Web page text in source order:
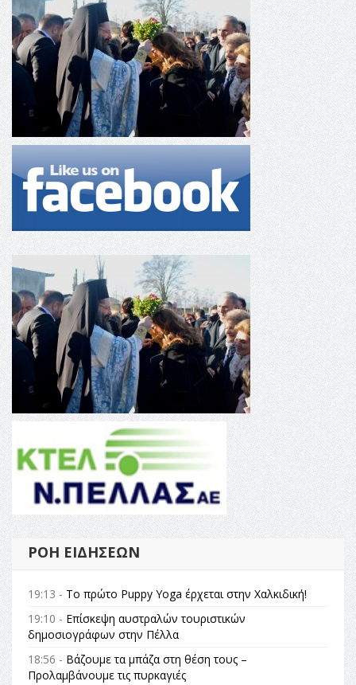
ΡΟΉ ΕΙΔΉΣΕΩΝ
19:13 - Το πρώτο Puppy Yoga έρχεται στην Χαλκιδική!
19:10 - Επίσκεψη αυστραλών τουριστικών
δημοσιογράφων στην Πέλλα
18:56 - Βάζουμε τα μπάζα στη θέση τους –
Προλαμβάνουμε τις πυρκαγιές